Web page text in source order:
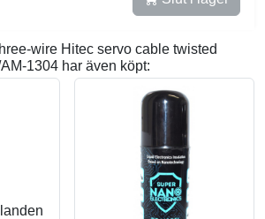
wire Hitec servo cable twisted
1304 har även köpt: